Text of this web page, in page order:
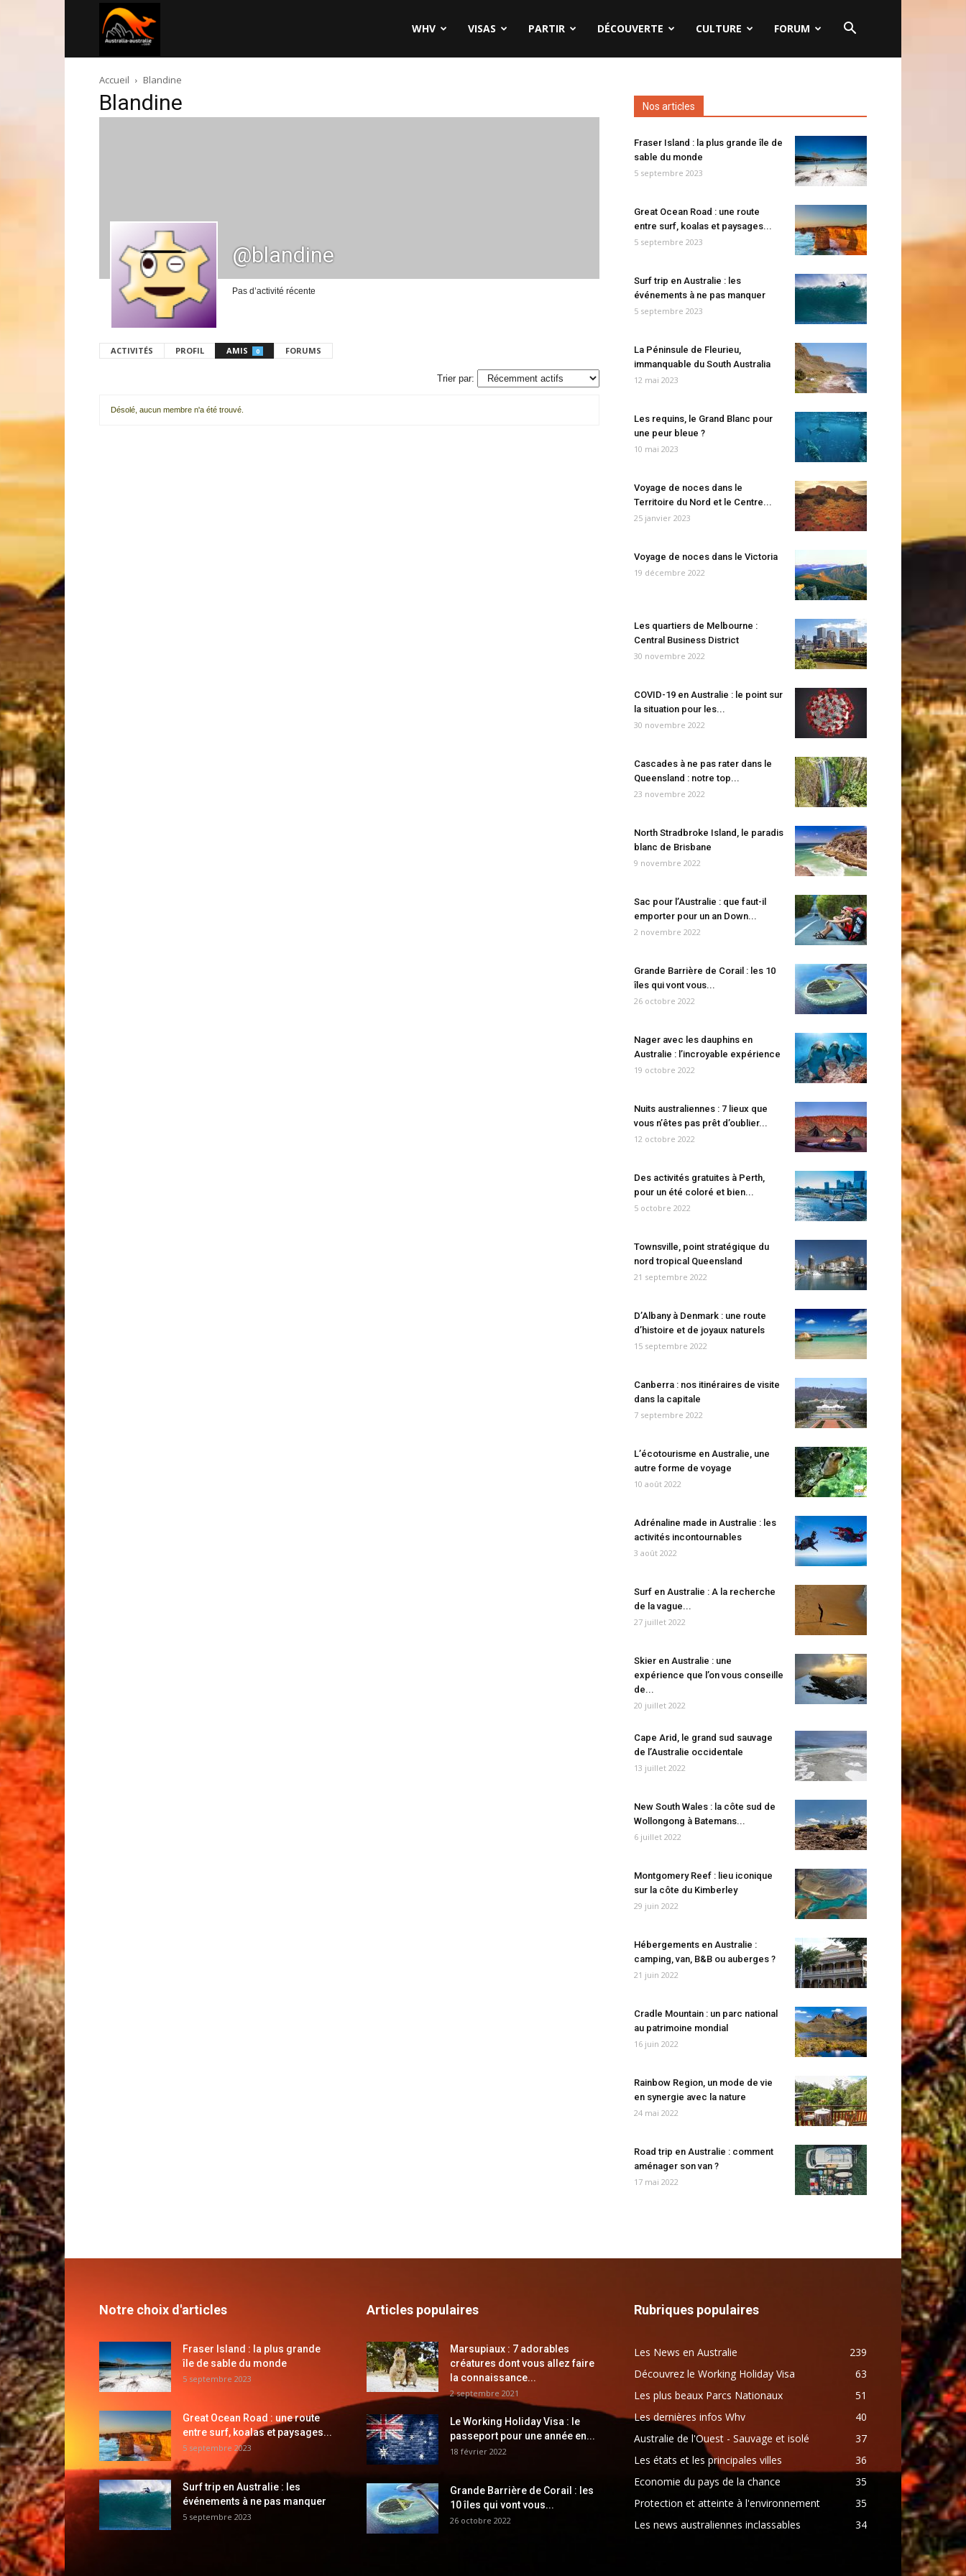
australie.com
WHV VISAS PARTIR DÉCOUVERTE CULTURE FORUM
Accueil Blandine
Blandine
@blandine
Pas d’activité récente
ACTIVITÉS PROFIL AMIS 0 FORUMS
Trier par:
Désolé, aucun membre n'a été trouvé.
Nos articles
Fraser Island : la plus grande île de
sable du monde
5 septembre 2023
Great Ocean Road : une route
entre surf, koalas et paysages...
5 septembre 2023
Surf trip en Australie : les
événements à ne pas manquer
5 septembre 2023
La Péninsule de Fleurieu,
immanquable du South Australia
12 mai 2023
Les requins, le Grand Blanc pour
une peur bleue ?
10 mai 2023
Voyage de noces dans le
Territoire du Nord et le Centre...
25 janvier 2023
Voyage de noces dans le Victoria
19 décembre 2022
Les quartiers de Melbourne :
Central Business District
30 novembre 2022
COVID-19 en Australie : le point sur
la situation pour les...
30 novembre 2022
Cascades à ne pas rater dans le
Queensland : notre top...
23 novembre 2022
North Stradbroke Island, le paradis
blanc de Brisbane
9 novembre 2022
Sac pour l’Australie : que faut-il
emporter pour un an Down...
2 novembre 2022
Grande Barrière de Corail : les 10
îles qui vont vous...
26 octobre 2022
Nager avec les dauphins en
Australie : l’incroyable expérience
19 octobre 2022
Nuits australiennes : 7 lieux que
vous n’êtes pas prêt d’oublier...
12 octobre 2022
Des activités gratuites à Perth,
pour un été coloré et bien...
5 octobre 2022
Townsville, point stratégique du
nord tropical Queensland
21 septembre 2022
D’Albany à Denmark : une route
d’histoire et de joyaux naturels
15 septembre 2022
Canberra : nos itinéraires de visite
dans la capitale
7 septembre 2022
L’écotourisme en Australie, une
autre forme de voyage
10 août 2022
Adrénaline made in Australie : les
activités incontournables
3 août 2022
Surf en Australie : A la recherche
de la vague...
27 juillet 2022
Skier en Australie : une
expérience que l’on vous conseille
de...
20 juillet 2022
Cape Arid, le grand sud sauvage
de l’Australie occidentale
13 juillet 2022
New South Wales : la côte sud de
Wollongong à Batemans...
6 juillet 2022
Montgomery Reef : lieu iconique
sur la côte du Kimberley
29 juin 2022
Hébergements en Australie :
camping, van, B&B ou auberges ?
21 juin 2022
Cradle Mountain : un parc national
au patrimoine mondial
16 juin 2022
Rainbow Region, un mode de vie
en synergie avec la nature
24 mai 2022
Road trip en Australie : comment
aménager son van ?
17 mai 2022
Notre choix d'articles
Fraser Island : la plus grande
île de sable du monde
5 septembre 2023
Great Ocean Road : une route
entre surf, koalas et paysages...
5 septembre 2023
Surf trip en Australie : les
événements à ne pas manquer
5 septembre 2023
Articles populaires
Marsupiaux : 7 adorables
créatures dont vous allez faire
la connaissance...
2 septembre 2021
Le Working Holiday Visa : le
passeport pour une année en...
18 février 2022
Grande Barrière de Corail : les
10 îles qui vont vous...
26 octobre 2022
Rubriques populaires
Les News en Australie
239
Découvrez le Working Holiday Visa
63
Les plus beaux Parcs Nationaux
51
Les dernières infos Whv
40
Australie de l'Ouest - Sauvage et isolé
37
Les états et les principales villes
36
Economie du pays de la chance
35
Protection et atteinte à l'environnement
35
Les news australiennes inclassables
34